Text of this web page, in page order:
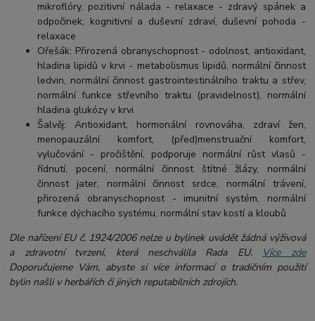
mikroflóry, pozitivní nálada - relaxace - zdravý spánek a
odpočinek, kognitivní a duševní zdraví, duševní pohoda -
relaxace
Ořešák: Přirozená obranyschopnost - odolnost, antioxidant,
hladina lipidů v krvi - metabolismus lipidů, normální činnost
ledvin, normální činnost gastrointestinálního traktu a střev,
normální funkce střevního traktu (pravidelnost), normální
hladina glukózy v krvi
Šalvěj: Antioxidant, hormonální rovnováha, zdraví žen,
menopauzální komfort, (před)menstruační komfort,
vylučování - pročištění, podporuje normální růst vlasů -
řídnutí, pocení, normální činnost štítné žlázy, normální
činnost jater, normální činnost srdce, normální trávení,
přirozená obranyschopnost - imunitní systém, normální
funkce dýchacího systému, normální stav kostí a kloubů
Dle nařízení EU č. 1924/2006 nelze u bylinek uvádět žádná výživová
a zdravotní tvrzení, která neschválila Rada EU. Více zde
Doporučujeme Vám, abyste si více informací o tradičním použití
bylin našli v herbářích či jiných reputabilních zdrojích.